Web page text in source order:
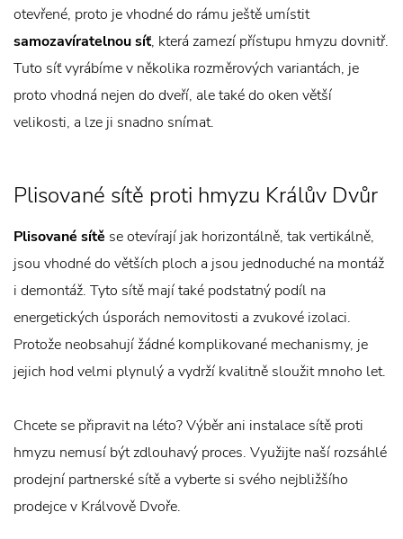
otevřené, proto je vhodné do rámu ještě umístit
samozavíratelnou síť, která zamezí přístupu hmyzu dovnitř.
Tuto síť vyrábíme v několika rozměrových variantách, je
proto vhodná nejen do dveří, ale také do oken větší
velikosti, a lze ji snadno snímat.
Plisované sítě proti hmyzu Králův Dvůr
Plisované sítě se otevírají jak horizontálně, tak vertikálně,
jsou vhodné do větších ploch a jsou jednoduché na montáž
i demontáž. Tyto sítě mají také podstatný podíl na
energetických úsporách nemovitosti a zvukové izolaci.
Protože neobsahují žádné komplikované mechanismy, je
jejich hod velmi plynulý a vydrží kvalitně sloužit mnoho let.
Chcete se připravit na léto? Výběr ani instalace sítě proti
hmyzu nemusí být zdlouhavý proces. Využijte naší rozsáhlé
prodejní partnerské sítě a vyberte si svého nejbližšího
prodejce v Králvově Dvoře.